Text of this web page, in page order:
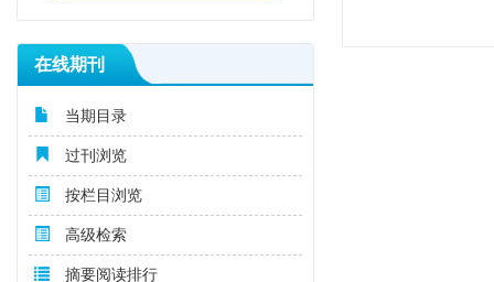
在线期刊
当期目录
过刊浏览
按栏目浏览
高级检索
摘要阅读排行